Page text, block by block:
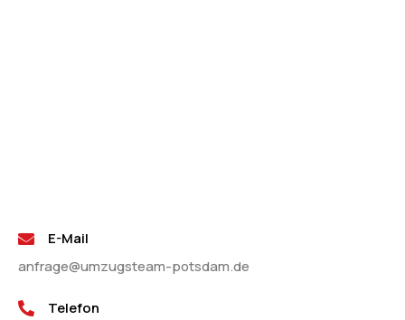
E-Mail
anfrage@umzugsteam-potsdam.de
Telefon